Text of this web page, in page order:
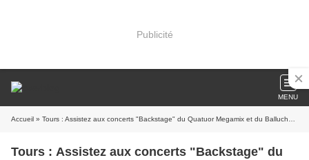
Publicité
MENU
Accueil » Tours : Assistez aux concerts "Backstage" du Quatuor Megamix et du Balluche Sound System
Tours : Assistez aux concerts "Backstage" du